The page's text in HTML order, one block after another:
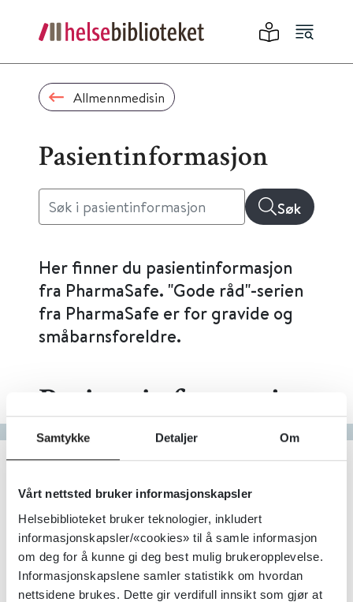
Samtykke Detaljer Om
Vårt nettsted bruker informasjonskapsler
Helsebiblioteket bruker teknologier, inkludert
informasjonskapsler/«cookies» til å samle informasjon
om deg for å kunne gi deg best mulig brukeropplevelse.
Informasjonskapslene samler statistikk om hvordan
nettsidene brukes. Dette gir verdifull innsikt som gjør at
Allmennmedisin
Pasientinformasjon
Søk
Her finner du pasientinformasjon
fra PharmaSafe. "Gode råd"-serien
fra PharmaSafe er for gravide og
småbarnsforeldre.
Pasientinformasjon
Gå til bokstav
Filter
4Treff Alfabetisk